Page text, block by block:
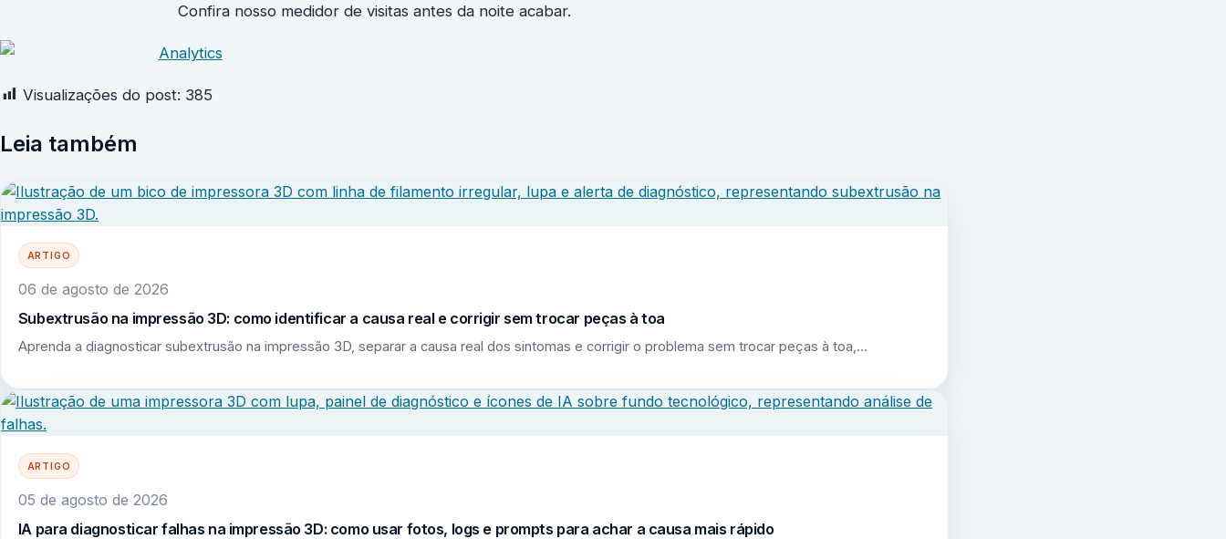
Confira nosso medidor de visitas antes da noite acabar.
Visualizações do post: 385
Leia também
ARTIGO
06 de agosto de 2026
Subextrusão na impressão 3D: como identificar a causa real e corrigir sem trocar peças à toa
Aprenda a diagnosticar subextrusão na impressão 3D, separar a causa real dos sintomas e corrigir o problema sem trocar peças à toa,…
ARTIGO
05 de agosto de 2026
IA para diagnosticar falhas na impressão 3D: como usar fotos, logs e prompts para achar a causa mais rápido